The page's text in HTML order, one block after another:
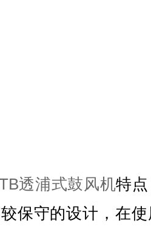
透浦式鼓风机特
保守的设计，在